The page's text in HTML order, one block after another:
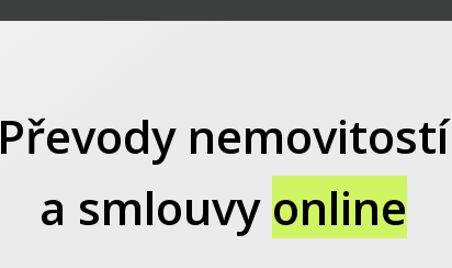
Převody nemovitostí
a smlouvy online